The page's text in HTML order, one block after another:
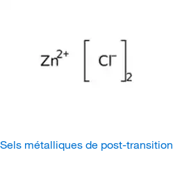
Sels métalliques de post-transition